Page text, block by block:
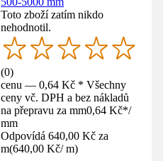
Toto zboží zatím nikdo
nehodnotil.
(0)
cenu — 0,64 Kč * Všechny
ceny vč. DPH a bez nákladů
na přepravu za mm0,64 Kč*/
mm
Odpovídá 640,00 Kč za
m(640,00 Kč/ m)